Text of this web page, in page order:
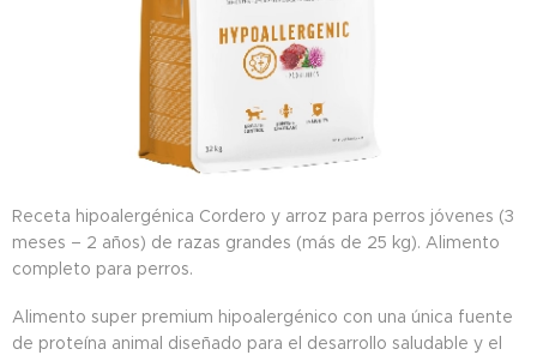
Receta hipoalergénica Cordero y arroz para perros jóvenes (3
meses – 2 años) de razas grandes (más de 25 kg). Alimento
completo para perros.
Alimento super premium hipoalergénico con una única fuente
de proteína animal diseñado para el desarrollo saludable y el